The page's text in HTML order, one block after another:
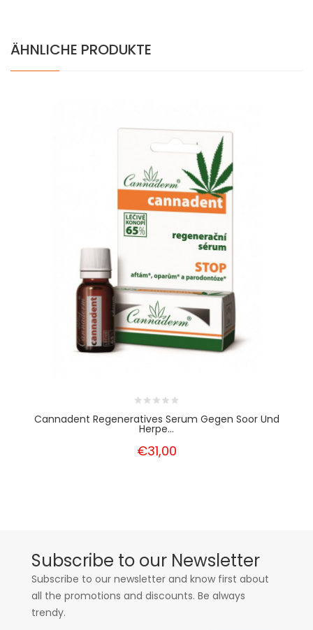
ÄHNLICHE PRODUKTE
Cannadent Regeneratives Serum Gegen Soor Und
Herpe...
€31,00
Subscribe to our Newsletter
Subscribe to our newsletter and know first about
all the promotions and discounts. Be always
trendy.